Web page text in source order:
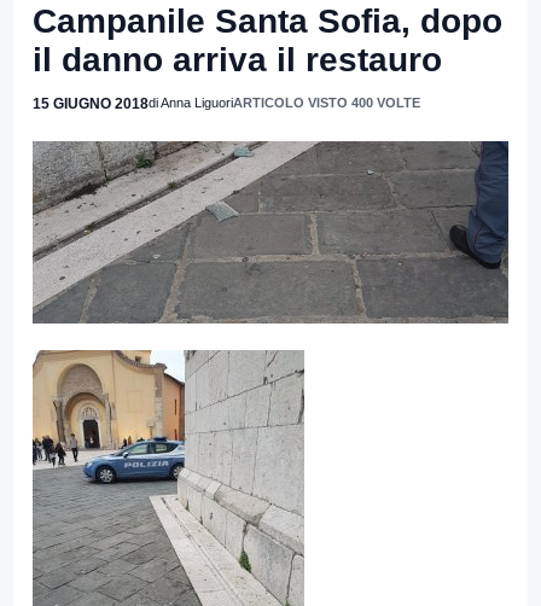
Campanile Santa Sofia, dopo
il danno arriva il restauro
15 GIUGNO 2018di Anna LiguoriARTICOLO VISTO 400 VOLTE